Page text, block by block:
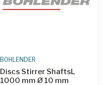
BOHLENDER
Discs Stirrer ShaftsL
1000 mm Ø 10 mm